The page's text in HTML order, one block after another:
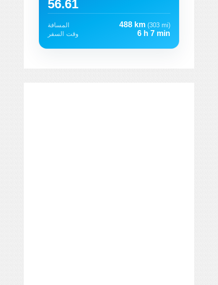
56.61
المسافة 488 km (303 mi)
وقت السفر
6 h 7 min